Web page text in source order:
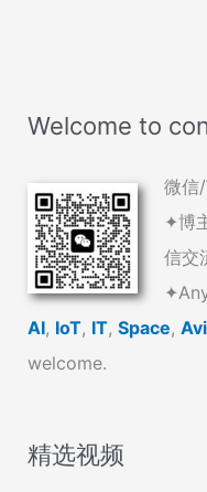
Welcome to
微信
✦博
信交
AI, IoT, IT, Space,
welcome.
精选视频